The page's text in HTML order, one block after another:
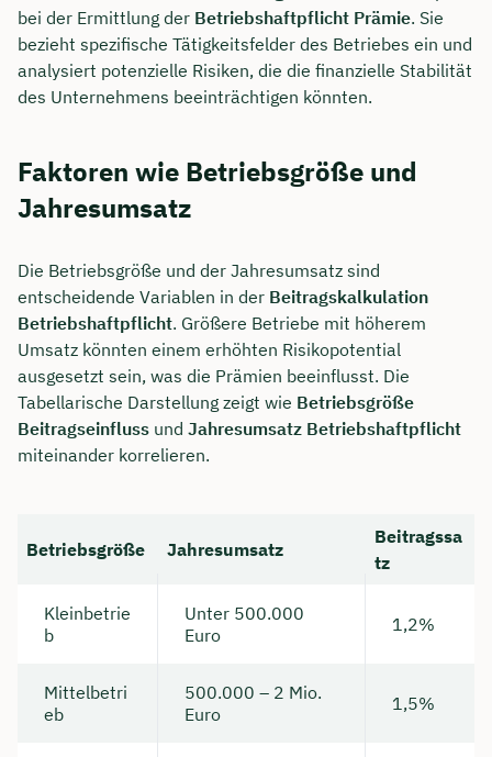
bei der Ermittlung der Betriebshaftpflicht Prämie. Sie
bezieht spezifische Tätigkeitsfelder des Betriebes ein und
analysiert potenzielle Risiken, die die finanzielle Stabilität
des Unternehmens beeinträchtigen könnten.
Faktoren wie Betriebsgröße und
Jahresumsatz
Die Betriebsgröße und der Jahresumsatz sind
entscheidende Variablen in der Beitragskalkulation
Betriebshaftpflicht. Größere Betriebe mit höherem
Umsatz könnten einem erhöhten Risikopotential
ausgesetzt sein, was die Prämien beeinflusst. Die
Tabellarische Darstellung zeigt wie Betriebsgröße
Beitragseinfluss und Jahresumsatz Betriebshaftpflicht
miteinander korrelieren.
Betriebsgröße Jahresumsatz
Beitragssa
tz
Kleinbetrie
b
Unter 500.000
Euro
1,2%
Mittelbetri
eb
500.000 – 2 Mio.
Euro
1,5%